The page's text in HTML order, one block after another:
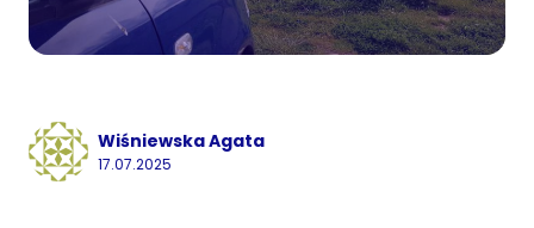
Wiśniewska Agata
17.07.2025